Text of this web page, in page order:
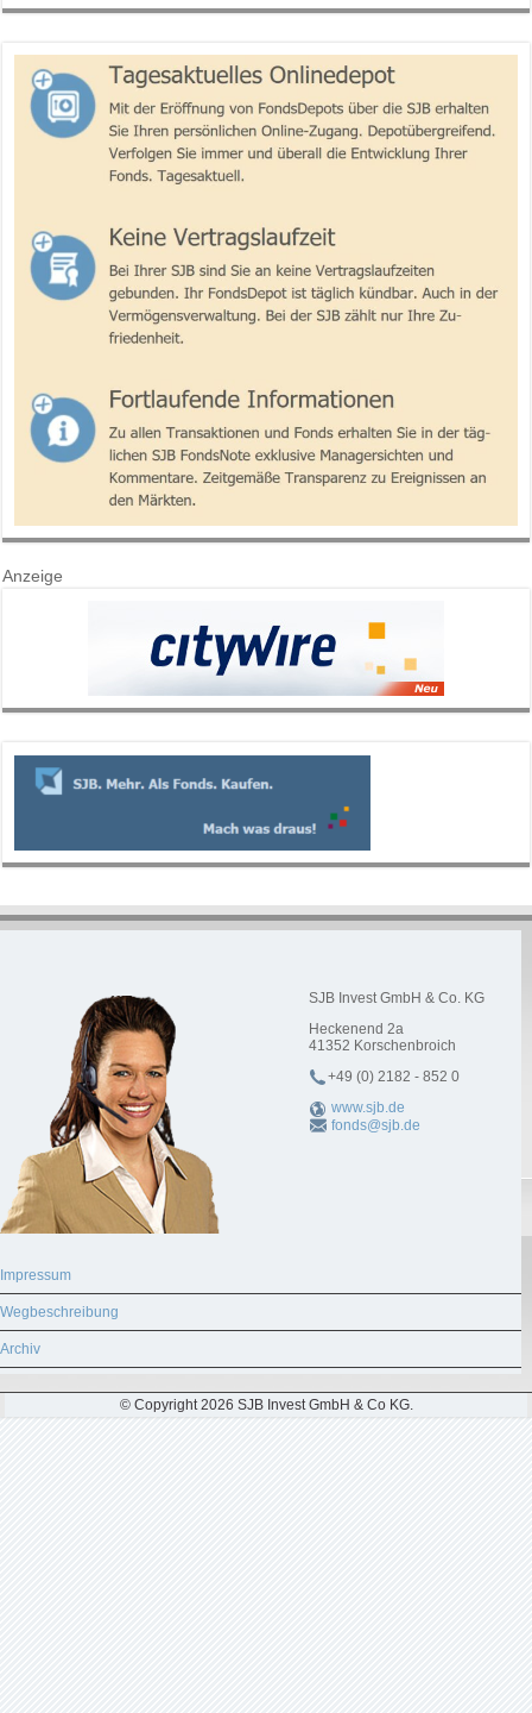
Anzeige
SJB Invest GmbH & Co. KG
Heckenend 2a
41352 Korschenbroich
+49 (0) 2182 - 852 0
www.sjb.de
fonds@sjb.de
Impressum
Wegbeschreibung
Archiv
© Copyright 2026 SJB Invest GmbH & Co KG.